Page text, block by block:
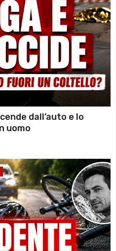
dall’auto e lo
uomo